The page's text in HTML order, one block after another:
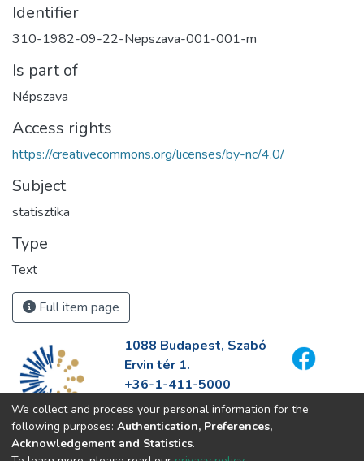
Identifier
310-1982-09-22-Nepszava-001-001-m
Is part of
Népszava
Access rights
https://creativecommons.org/licenses/by-nc/4.0/
Subject
statisztika
Type
Text
Full item page
1088 Budapest, Szabó
Ervin tér 1.
+36-1-411-5000
info@fszek.hu
https://fszek.hu
We collect and process your personal information for the
following purposes: Authentication, Preferences,
Acknowledgement and Statistics.